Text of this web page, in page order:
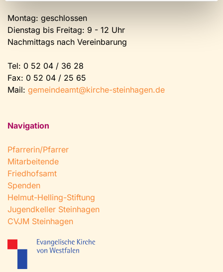
Montag: geschlossen
Dienstag bis Freitag: 9 - 12 Uhr
Nachmittags nach Vereinbarung
Tel: 0 52 04 / 36 28
Fax: 0 52 04 / 25 65
Mail: gemeindeamt@kirche-steinhagen.de
Navigation
Pfarrerin/Pfarrer
Mitarbeitende
Friedhofsamt
Spenden
Helmut-Helling-Stiftung
Jugendkeller Steinhagen
CVJM Steinhagen